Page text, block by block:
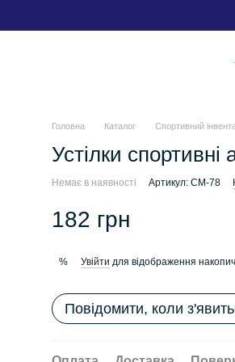
Головна Каталог Спортивний
Устілки спортивні
Немає в наявності Артикул: CM-78
182 грн
% Увійти для відображення
Повідомити, коли